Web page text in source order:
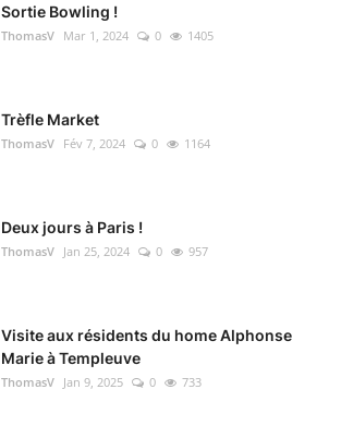
Sortie Bowling !
ThomasV Mar 1, 2024 0 1405
Trèfle Market
ThomasV Fév 7, 2024 0 1164
Deux jours à Paris !
ThomasV Jan 25, 2024 0 957
Visite aux résidents du home Alphonse
Marie à Templeuve
ThomasV Jan 9, 2025 0 733